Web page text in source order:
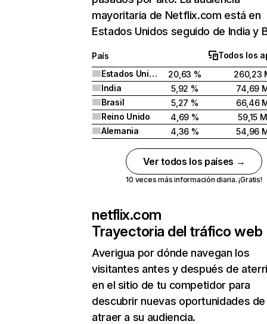
mayoritaria de Netflix.com está en
Estados Unidos seguido de India y
País
Todos los
Estados Unidos
20,63 %
260,23
India
5,92 %
74,69
Brasil
5,27 %
66,46
Reino Unido
4,69 %
59,15 M
Alemania
4,36 % 54,96
Ver todos los países →
10 veces más información diaria. ¡Gratis!
netflix.com
Trayectoria del tráfico web
Averigua por dónde navegan los
visitantes antes y después de
en el sitio de tu competidor para
descubrir nuevas oportunidades de
atraer a su audiencia.